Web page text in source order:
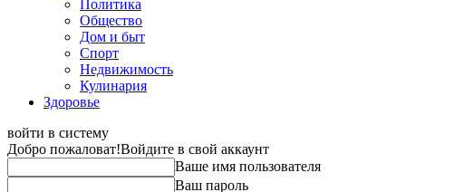
Политика
Общество
Дом и быт
Спорт
Недвижимость
Кулинария
Здоровье
войти в систему
Добро пожаловат!Войдите в свой аккаунт
Ваше имя пользователя
Ваш пароль